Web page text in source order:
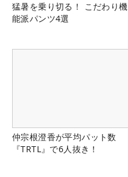
猛暑を乗り切る！ こだわり機
能派パンツ4選
仲宗根澄香が平均パット数
『TRTL』で6人抜き！